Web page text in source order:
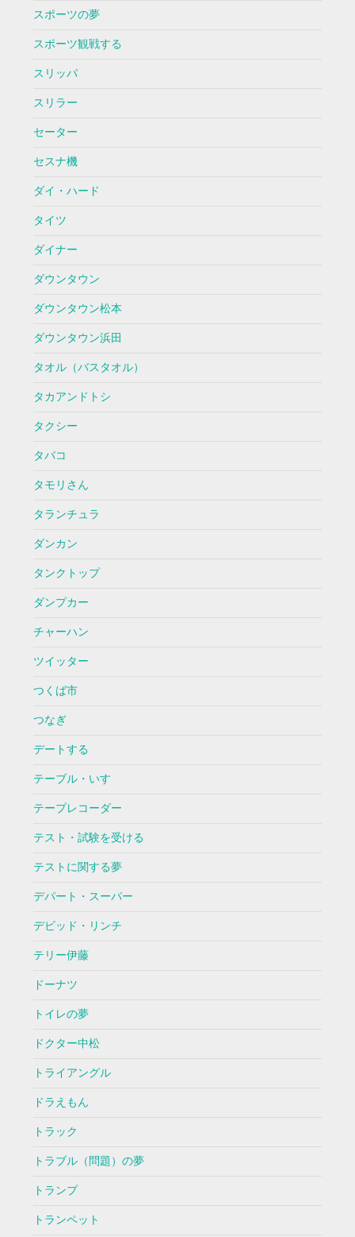
スポーツの夢
スポーツ観戦する
スリッパ
スリラー
セーター
セスナ機
ダイ・ハード
タイツ
ダイナー
ダウンタウン
ダウンタウン松本
ダウンタウン浜田
タオル（バスタオル）
タカアンドトシ
タクシー
タバコ
タモリさん
タランチュラ
ダンカン
タンクトップ
ダンプカー
チャーハン
ツイッター
つくば市
つなぎ
デートする
テーブル・いす
テープレコーダー
テスト・試験を受ける
テストに関する夢
デパート・スーパー
デビッド・リンチ
テリー伊藤
ドーナツ
トイレの夢
ドクター中松
トライアングル
ドラえもん
トラック
トラブル（問題）の夢
トランプ
トランペット